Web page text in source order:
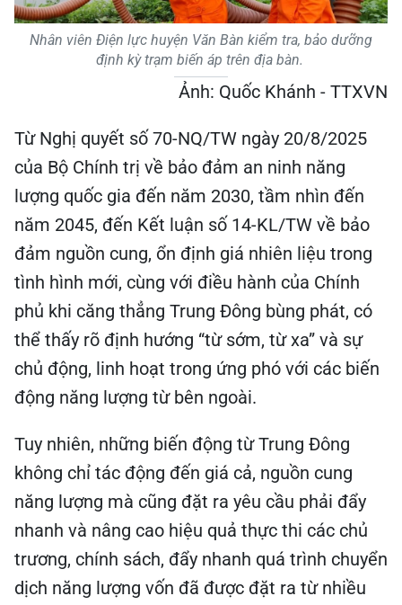
Nhân viên Điện lực huyện Văn Bàn kiểm tra, bảo dưỡng
định kỳ trạm biến áp trên địa bàn.
Ảnh: Quốc Khánh - TTXVN
Từ Nghị quyết số 70-NQ/TW ngày 20/8/2025
của Bộ Chính trị về bảo đảm an ninh năng
lượng quốc gia đến năm 2030, tầm nhìn đến
năm 2045, đến Kết luận số 14-KL/TW về bảo
đảm nguồn cung, ổn định giá nhiên liệu trong
tình hình mới, cùng với điều hành của Chính
phủ khi căng thẳng Trung Đông bùng phát, có
thể thấy rõ định hướng “từ sớm, từ xa” và sự
chủ động, linh hoạt trong ứng phó với các biến
động năng lượng từ bên ngoài.
Tuy nhiên, những biến động từ Trung Đông
không chỉ tác động đến giá cả, nguồn cung
năng lượng mà cũng đặt ra yêu cầu phải đẩy
nhanh và nâng cao hiệu quả thực thi các chủ
trương, chính sách, đẩy nhanh quá trình chuyển
dịch năng lượng vốn đã được đặt ra từ nhiều